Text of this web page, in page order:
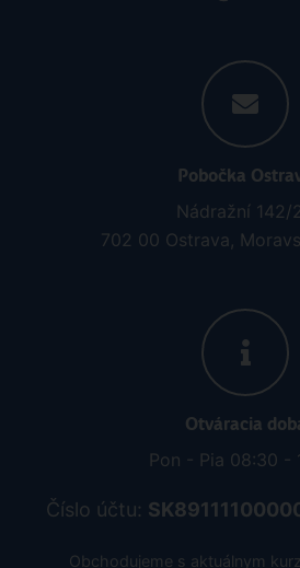
Pobočka
Nádražní 142/
702 00 Ostrava,
Otváracia
Pon - Pia 08:30 -
Číslo účtu:
Obchodujeme s aktuálnym